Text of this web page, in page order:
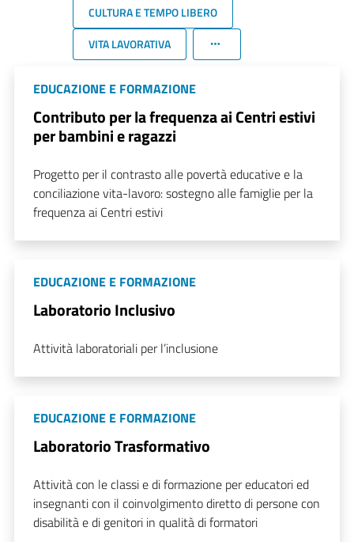
CULTURA E TEMPO LIBERO
VITA LAVORATIVA
EDUCAZIONE E FORMAZIONE
Contributo per la frequenza ai Centri estivi
per bambini e ragazzi
Progetto per il contrasto alle povertà educative e la
conciliazione vita-lavoro: sostegno alle famiglie per la
frequenza ai Centri estivi
EDUCAZIONE E FORMAZIONE
Laboratorio Inclusivo
Attività laboratoriali per l’inclusione
EDUCAZIONE E FORMAZIONE
Laboratorio Trasformativo
Attività con le classi e di formazione per educatori ed
insegnanti con il coinvolgimento diretto di persone con
disabilità e di genitori in qualità di formatori